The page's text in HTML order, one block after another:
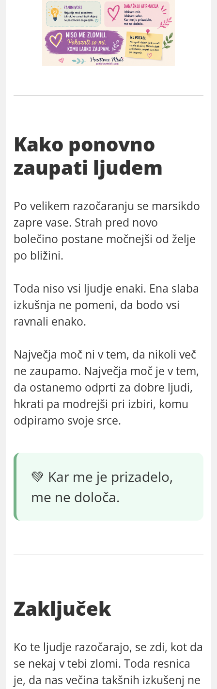
Kako ponovno
zaupati ljudem
Po velikem razočaranju se marsikdo
zapre vase. Strah pred novo
bolečino postane močnejši od želje
po bližini.
Toda niso vsi ljudje enaki. Ena slaba
izkušnja ne pomeni, da bodo vsi
ravnali enako.
Največja moč ni v tem, da nikoli več
ne zaupamo. Največja moč je v tem,
da ostanemo odprti za dobre ljudi,
hkrati pa modrejši pri izbiri, komu
odpiramo svoje srce.
💚 Kar me je prizadelo,
me ne določa.
Zaključek
Ko te ljudje razočarajo, se zdi, kot da
se nekaj v tebi zlomi. Toda resnica
je, da nas večina takšnih izkušenj ne